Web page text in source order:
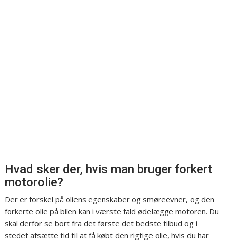
Hvad sker der, hvis man bruger forkert
motorolie?
Der er forskel på oliens egenskaber og smøreevner, og den
forkerte olie på bilen kan i værste fald ødelægge motoren. Du
skal derfor se bort fra det første det bedste tilbud og i
stedet afsætte tid til at få købt den rigtige olie, hvis du har